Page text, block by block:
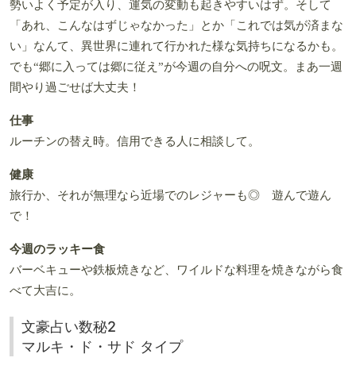
勢いよく予定が入り、運気の変動も起きやすいはず。そして
「あれ、こんなはずじゃなかった」とか「これでは気が済まな
い」なんて、異世界に連れて行かれた様な気持ちになるかも。
でも“郷に入っては郷に従え”が今週の自分への呪文。まあ一週
間やり過ごせば大丈夫！
仕事
ルーチンの替え時。信用できる人に相談して。
健康
旅行か、それが無理なら近場でのレジャーも◎ 遊んで遊ん
で！
今週のラッキー食
バーベキューや鉄板焼きなど、ワイルドな料理を焼きながら食
べて大吉に。
文豪占い数秘2
マルキ・ド・サド タイプ